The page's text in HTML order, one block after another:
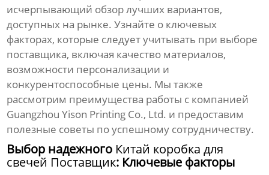
исчерпывающий обзор лучших вариантов,
доступных на рынке. Узнайте о ключевых
факторах, которые следует учитывать при выборе
поставщика, включая качество материалов,
возможности персонализации и
конкурентоспособные цены. Мы также
рассмотрим преимущества работы с компанией
Guangzhou Yison Printing Co., Ltd. и предоставим
полезные советы по успешному сотрудничеству.
Выбор надежного Китай коробка для
свечей Поставщик: Ключевые факторы